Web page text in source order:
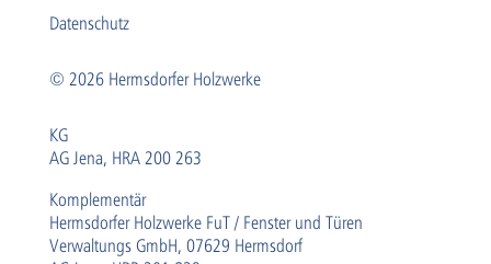
Datenschutz
© 2026 Hermsdorfer Holzwerke
KG
AG Jena, HRA 200 263
Komplementär
Hermsdorfer Holzwerke FuT / Fenster und Türen
Verwaltungs GmbH, 07629 Hermsdorf